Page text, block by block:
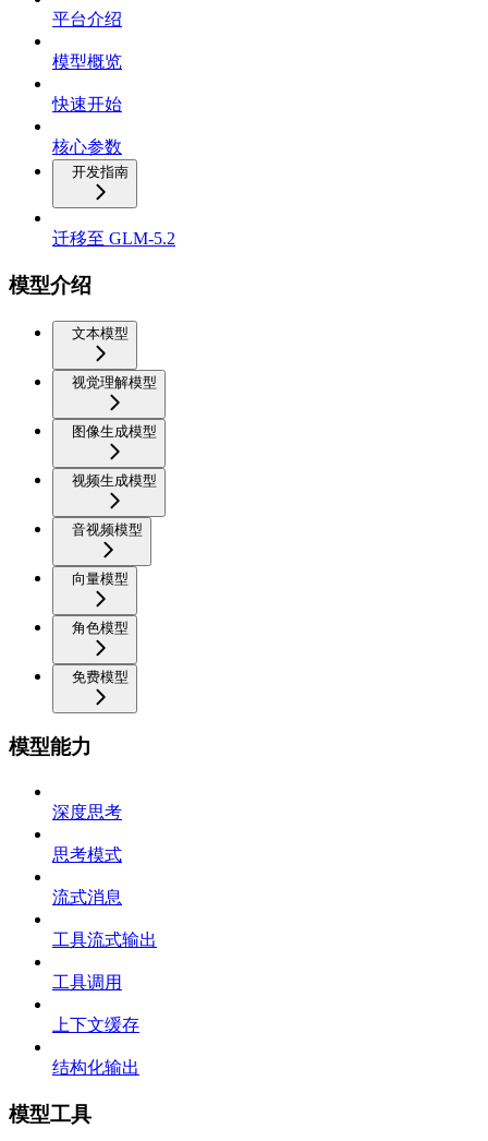
平台介绍
模型概览
快速开始
核心参数
开发指南
迁移至 GLM-5.2
模型介绍
文本模型
视觉理解模型
图像生成模型
视频生成模型
音视频模型
向量模型
角色模型
免费模型
模型能力
深度思考
思考模式
流式消息
工具流式输出
工具调用
上下文缓存
结构化输出
模型工具